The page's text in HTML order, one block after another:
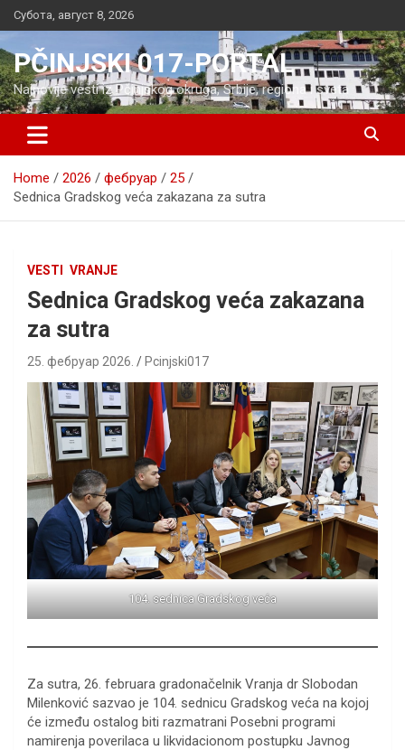
Skip
to
content
Субота, август 8, 2026
PČINJSKI 017-PORTAL
Najnovije vesti iz Pčinjskog okruga, Srbije, regiona i sveta
Home 2026 фебруар
25
Sednica Gradskog veća zakazana za sutra
VESTI VRANJE
Sednica Gradskog veća zakazana
za sutra
25. фебруар 2026. Pcinjski017
104. sednica Gradskog veća
Za sutra, 26. februara gradonačelnik Vranja dr Slobodan
Milenković sazvao je 104. sednicu Gradskog veća na kojoj
će između ostalog biti razmatrani Posebni programi
namirenja poverilaca u likvidacionom postupku Javnog